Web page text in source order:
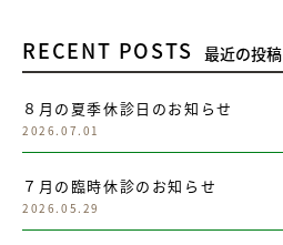
RECENT POSTS 最近の投稿
８月の夏季休診日のお知らせ
2026.07.01
７月の臨時休診のお知らせ
2026.05.29